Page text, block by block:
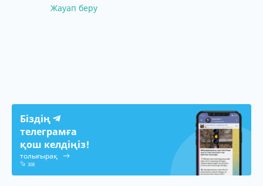
Жауап беру
Біздің
телеграмға
қош келдіңіз!
толығырақ
308